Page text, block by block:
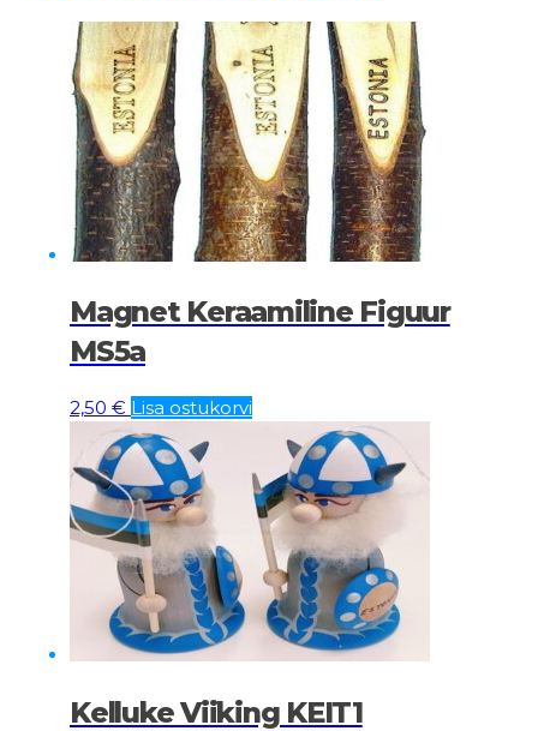
Magnet Keraamiline Figuur
MS5a
2,50 € Lisa ostukorvi
Kelluke Viiking KEIT1